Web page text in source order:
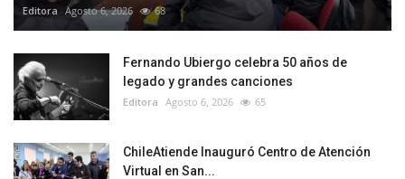
Editora Agosto 6, 2026 68
Fernando Ubiergo celebra 50 años de
legado y grandes canciones
Editora Agosto 6, 2026 65
ChileAtiende Inauguró Centro de Atención
Virtual en San...